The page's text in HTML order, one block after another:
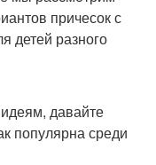
причесок с
детей разного
давайте
популярна среди